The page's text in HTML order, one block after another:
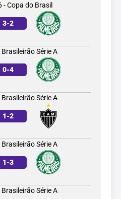
Copa do Brasil
3-2
Série A
0-4
Série A
1-2
Série A
1-3
Série A